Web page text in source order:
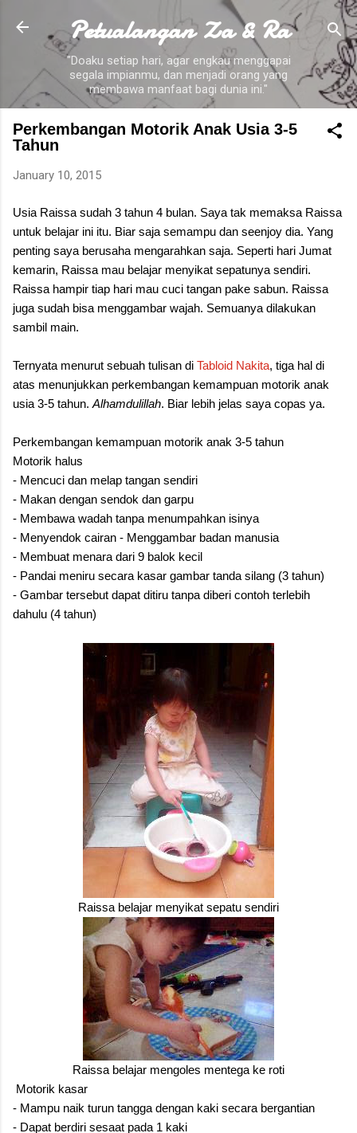
Skip to main content
Petualangan Za & Ra
"Doaku setiap hari, agar engkau menggapai
segala impianmu, dan menjadi orang yang
membawa manfaat bagi dunia ini."
Perkembangan Motorik Anak Usia 3-5
Tahun
January 10, 2015
Usia Raissa sudah 3 tahun 4 bulan. Saya tak memaksa Raissa
untuk belajar ini itu. Biar saja semampu dan seenjoy dia. Yang
penting saya berusaha mengarahkan saja. Seperti hari Jumat
kemarin, Raissa mau belajar menyikat sepatunya sendiri.
Raissa hampir tiap hari mau cuci tangan pake sabun. Raissa
juga sudah bisa menggambar wajah. Semuanya dilakukan
sambil main.
Ternyata menurut sebuah tulisan di Tabloid Nakita, tiga hal di
atas menunjukkan perkembangan kemampuan motorik anak
usia 3-5 tahun. Alhamdulillah. Biar lebih jelas saya copas ya.
Perkembangan kemampuan motorik anak 3-5 tahun
Motorik halus
- Mencuci dan melap tangan sendiri
- Makan dengan sendok dan garpu
- Membawa wadah tanpa menumpahkan isinya
- Menyendok cairan - Menggambar badan manusia
- Membuat menara dari 9 balok kecil
- Pandai meniru secara kasar gambar tanda silang (3 tahun)
- Gambar tersebut dapat ditiru tanpa diberi contoh terlebih
dahulu (4 tahun)
Raissa belajar menyikat sepatu sendiri
Raissa belajar mengoles mentega ke roti
Motorik kasar
- Mampu naik turun tangga dengan kaki secara bergantian
- Dapat berdiri sesaat pada 1 kaki